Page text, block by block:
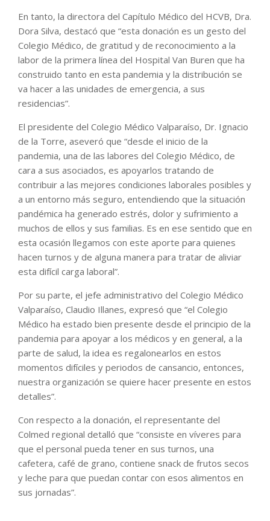
En tanto, la directora del Capítulo Médico del HCVB, Dra.
Dora Silva, destacó que “esta donación es un gesto del
Colegio Médico, de gratitud y de reconocimiento a la
labor de la primera línea del Hospital Van Buren que ha
construido tanto en esta pandemia y la distribución se
va hacer a las unidades de emergencia, a sus
residencias”.
El presidente del Colegio Médico Valparaíso, Dr. Ignacio
de la Torre, aseveró que “desde el inicio de la
pandemia, una de las labores del Colegio Médico, de
cara a sus asociados, es apoyarlos tratando de
contribuir a las mejores condiciones laborales posibles y
a un entorno más seguro, entendiendo que la situación
pandémica ha generado estrés, dolor y sufrimiento a
muchos de ellos y sus familias. Es en ese sentido que en
esta ocasión llegamos con este aporte para quienes
hacen turnos y de alguna manera para tratar de aliviar
esta difícil carga laboral”.
Por su parte, el jefe administrativo del Colegio Médico
Valparaíso, Claudio Illanes, expresó que “el Colegio
Médico ha estado bien presente desde el principio de la
pandemia para apoyar a los médicos y en general, a la
parte de salud, la idea es regalonearlos en estos
momentos difíciles y periodos de cansancio, entonces,
nuestra organización se quiere hacer presente en estos
detalles”.
Con respecto a la donación, el representante del
Colmed regional detalló que “consiste en víveres para
que el personal pueda tener en sus turnos, una
cafetera, café de grano, contiene snack de frutos secos
y leche para que puedan contar con esos alimentos en
sus jornadas”.